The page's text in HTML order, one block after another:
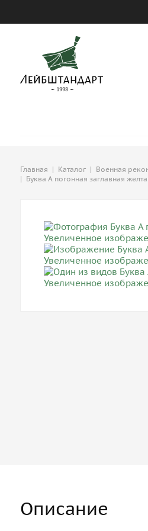
Главная | Каталог | Военная
| Буква А погонная заглавная
Описание